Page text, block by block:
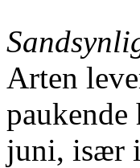
Arten
juni, især